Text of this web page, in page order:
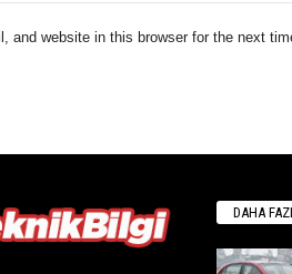
and website in this browser for the next
DAHA